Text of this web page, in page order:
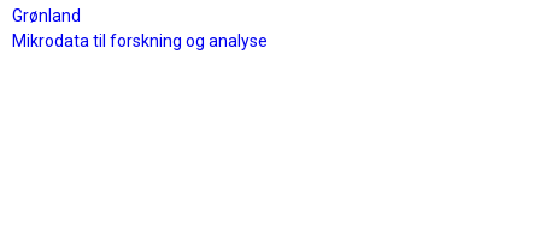
Grønland
Mikrodata til forskning og analyse